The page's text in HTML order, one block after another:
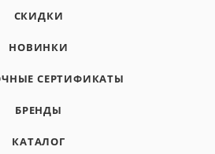
СКИДКИ
НОВИНКИ
СЕРТИФИКАТЫ
БРЕНДЫ
КАТАЛОГ